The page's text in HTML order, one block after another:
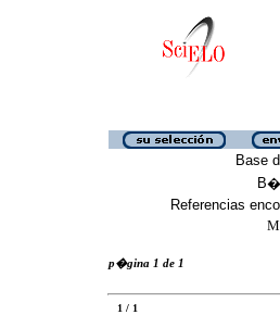
Base
Referencias
p�gina 1 de 1
1 / 1